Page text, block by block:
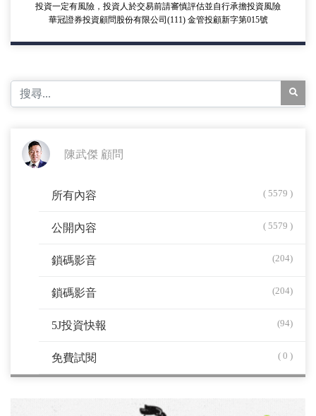
投資一定有風險，投資人於交易前請審慎評估並自行承擔投資風險
華冠證券投資顧問股份有限公司(111) 金管投顧新字第015號
陳武傑 顧問
所有內容 ( 5579 )
公開內容 ( 5579 )
鎖碼影音 (204)
鎖碼影音 (204)
5J投資快報 (94)
免費試閱 ( 0 )